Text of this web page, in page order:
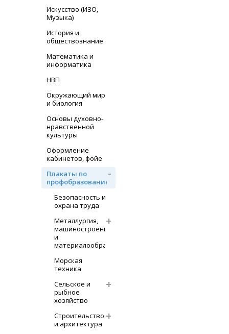
Искусство (ИЗО,
Музыка)
История и
обществознание
Математика и
информатика
НВП
Окружающий мир
и биология
Основы духовно-
нравственной
культуры
Оформление
кабинетов, фойе
Плакаты по
профобразованию
Безопасность и
охрана труда
Металлургия,
машиностроение
и
материалообработка
Морская
техника
Сельское и
рыбное
хозяйство
Строительство
и архитектура